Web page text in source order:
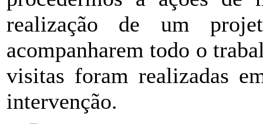
realização de um
acompanharem todo o
visitas foram realizadas
intervenção.